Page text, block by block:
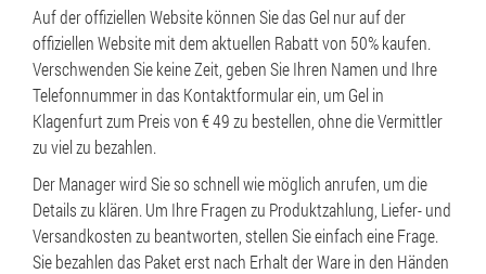
Auf der offiziellen Website können Sie das Gel nur auf der
offiziellen Website mit dem aktuellen Rabatt von 50% kaufen.
Verschwenden Sie keine Zeit, geben Sie Ihren Namen und Ihre
Telefonnummer in das Kontaktformular ein, um Gel in
Klagenfurt zum Preis von € 49 zu bestellen, ohne die Vermittler
zu viel zu bezahlen.
Der Manager wird Sie so schnell wie möglich anrufen, um die
Details zu klären. Um Ihre Fragen zu Produktzahlung, Liefer- und
Versandkosten zu beantworten, stellen Sie einfach eine Frage.
Sie bezahlen das Paket erst nach Erhalt der Ware in den Händen